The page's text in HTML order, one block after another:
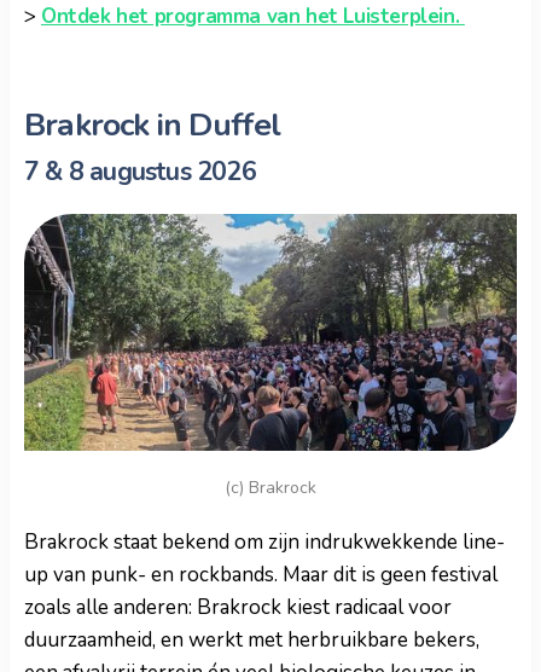
> Ontdek het programma van het Luisterplein.
Brakrock in Duffel
7 & 8 augustus 2026
(c) Brakrock
Brakrock staat bekend om zijn indrukwekkende line-
up van punk- en rockbands. Maar dit is geen festival
zoals alle anderen: Brakrock kiest radicaal voor
duurzaamheid, en werkt met herbruikbare bekers,